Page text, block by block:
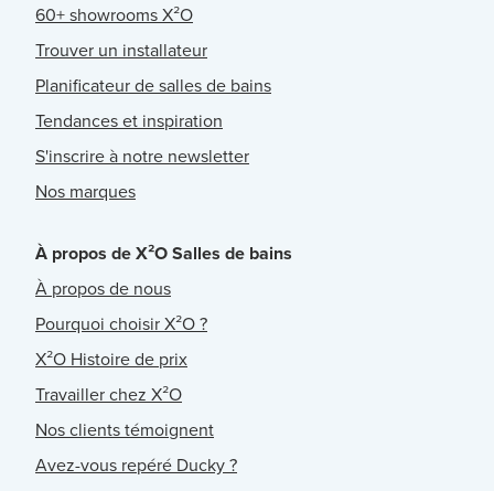
60+ showrooms X²O
Trouver un installateur
Planificateur de salles de bains
Tendances et inspiration
S'inscrire à notre newsletter
Nos marques
À propos de X²O Salles de bains
À propos de nous
Pourquoi choisir X²O ?
X²O Histoire de prix
Travailler chez X²O
Nos clients témoignent
Avez-vous repéré Ducky ?